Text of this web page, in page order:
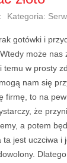
Kategoria:
gotówki i
może
temu w prosty
nam się
firmę, to na
że
a potem
jest uczciwa i